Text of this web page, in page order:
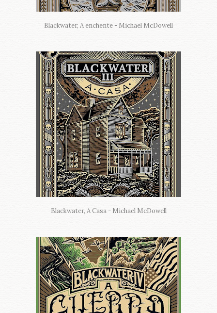
Blackwater, A enchente - Michael McDowell
Blackwater, A Casa - Michael McDowell